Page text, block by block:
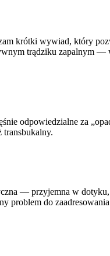
krótki wywiad, który
trądziku zapalnym
odpowiedzialne za
— przyjemna w
problem do